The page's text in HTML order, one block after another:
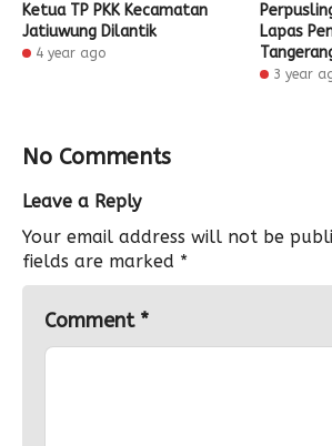
Ketua TP PKK Kecamatan
Jatiuwung Dilantik
4 year ago
Lapas
3 year
No Comments
Leave a Reply
Your email address will not be
fields are marked *
Comment *